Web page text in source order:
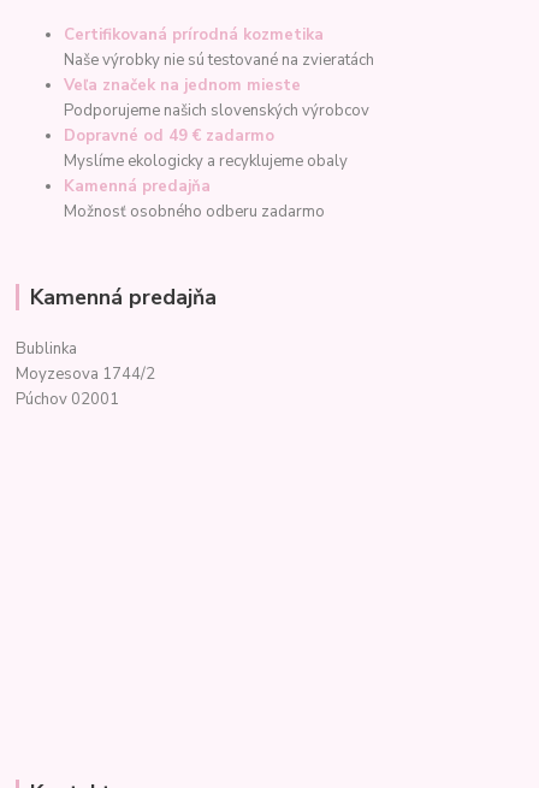
Certifikovaná prírodná kozmetika
Naše výrobky nie sú testované na zvieratách
Veľa značek na jednom mieste
Podporujeme našich slovenských výrobcov
Dopravné od 49 € zadarmo
Myslíme ekologicky a recyklujeme obaly
Kamenná predajňa
Možnosť osobného odberu zadarmo
Kamenná predajňa
Bublinka
Moyzesova 1744/2
Púchov 02001